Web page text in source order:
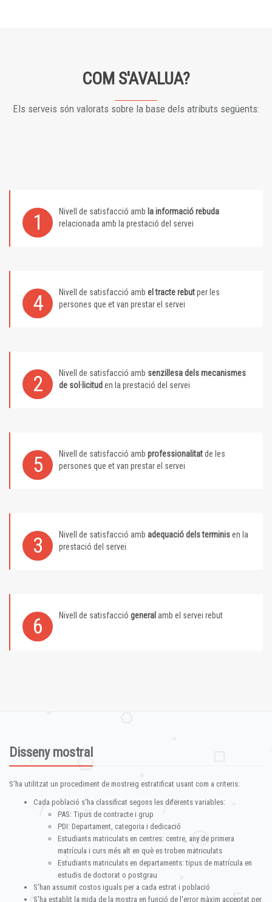
COM S'AVALUA?
Els serveis són valorats sobre la base dels atributs següents:
1 Nivell de satisfacció amb la informació rebuda
relacionada amb la prestació del servei
4 Nivell de satisfacció amb el tracte rebutper les
persones que et van prestar el servei
2 Nivell de satisfacció amb senzillesa dels mecanismes
de sol·licitud en la prestació del servei
5 Nivell de satisfacció amb professionalitatde les
persones que et van prestar el servei
3 Nivell de satisfacció amb adequació dels terminisen la
prestació del servei
6 Nivell de satisfacció general amb el servei rebut
Disseny mostral
S'ha utilitzat un procediment de mostreig estratificat usant com a criteris:
Cada població s'ha classificat segons les diferents variables:
PAS: Tipus de contracte i grup
PDI: Departament, categoria i dedicació
Estudiants matriculats en centres: centre, any de primera
matrícula i curs més alt en què es troben matriculats
Estudiants matriculats en departaments: tipus de matrícula en
estudis de doctorat o postgrau
S'han assumit costos iguals per a cada estrat i població
S'ha establit la mida de la mostra en funció de l'error màxim acceptat per